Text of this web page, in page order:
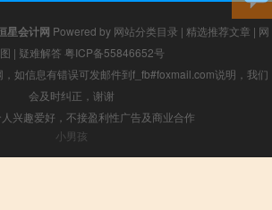
星会计网 Powered by 网站分类目录 | 精选推荐文章 | 网
| 疑难解答 粤ICP备55846652号
如信息有错误可发邮件到f_fb#foxmail.com说明，我们
会及时纠正，谢谢
兴趣爱好，不接盈利性广告及商业合作
小男孩